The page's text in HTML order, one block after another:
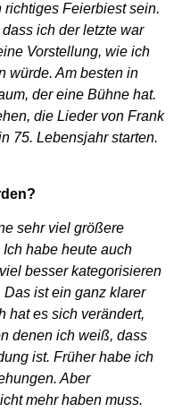
Feierbiest sein.
ich der letzte war
Vorstellung, wie ich
würde. Am besten in
der eine Bühne hat.
die Lieder von Frank
75. Lebensjahr starten.
sehr viel größere
habe heute auch
besser kategorisieren
ist ein ganz klarer
hat es sich verändert,
denen ich weiß, dass
ist. Früher habe ich
Aber
mehr haben muss.